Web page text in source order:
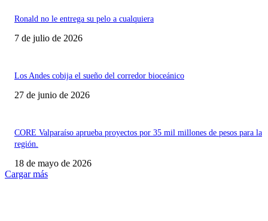
Ronald no le entrega su pelo a cualquiera
7 de julio de 2026
Los Andes cobija el sueño del corredor bioceánico
27 de junio de 2026
CORE Valparaíso aprueba proyectos por 35 mil millones de pesos para la
región.
18 de mayo de 2026
Cargar más